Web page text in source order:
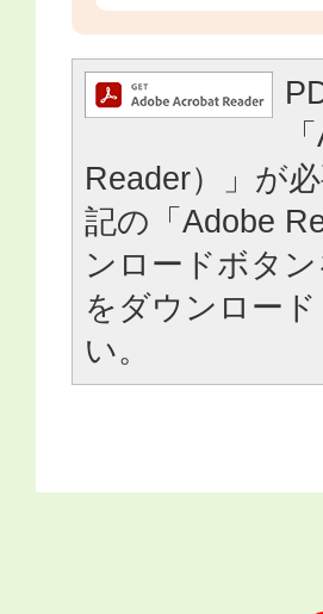
Reader）」が
記の「Adobe
ンロードボタ
をダウンロー
い。